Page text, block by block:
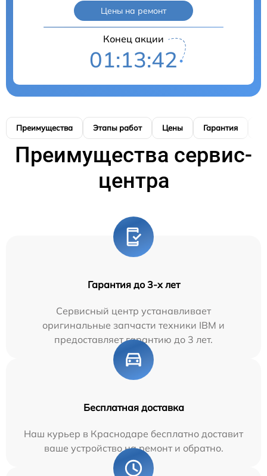
Цены на ремонт
Конец акции
01:13:41
Преимущества Этапы работ Цены Гарантия
Преимущества сервис-
центра
Гарантия до 3-х лет
Сервисный центр устанавливает
оригинальные запчасти техники IBM и
предоставляет гарантию до 3 лет.
Бесплатная доставка
Наш курьер в Краснодаре бесплатно доставит
ваше устройство на ремонт и обратно.